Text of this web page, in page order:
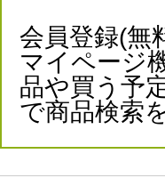
会員登録(無
マイページ
品や買う予
で商品検索